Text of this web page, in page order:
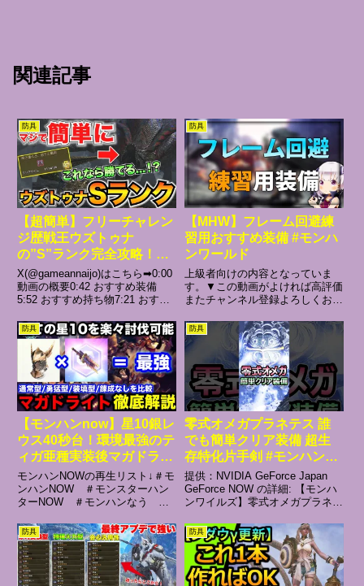
関連記事
防具
【超簡単】フリーチャレン
ジ歴戦王ウズトゥナ
の”S”ランク完全攻略！お
すすめ装備や立ち回りを解
説/限定チャーム【モンハ
ンワイルズ】
X(@gameannaijo)はこちら➡︎0:00
動画の概要0:42 おすすめ装備
5:52 おすすめ持ち物7:21 おすす
10:06 攻略チャート10:48 実戦解
説22:23 ウズ・トゥナ戦のコツ
24:...
防具
【MHW】フレーム回避練
習用おすすめ装備 #モンハ
ンワールド
上級者向けの内容となっていま
す。▼この動画がよければ高評価
またチャンネル登録よろしくお願
動画→Twitter→サブチャンネル
→■よくいただく質問Q.装備は何
ですか？A.動画で紹介しています
→Q.操作設定(照準感...
防具
【モンハンnow】星10銀レ
ウス40秒台！環境最強のテ
ィガ亜種実装後マガドライ
ト装備構成を徹底解説！
【マガイマガドライトボウ
ガン/モンスターハンター
Now/モンハンNOW/モンハ
ンなう/モンハンナウ】
モンハンNOWの再生リスト↓＃モ
ンハンNOW ＃モンスターハン
ターNOW ＃モンハンなう ＃
ンバーシップ登録はこちらからお
願いします！特典：スタンプ/バ
ッジの利用、モンハンNOWの情
報共有や雑談、ワイルズ/サ...
防具
零式オメガプラネテス 誰
でも簡単クリア装備 超生
存特化片手剣 #モンハンワ
イルズ #shorts
提供：NVIDIA GeForce Japan
GeForce NOW の詳細: 【モンハ
ンワイルズ】零式オメガプラネテ
石も不要 片手【モンスターハン
ター WILDS】アプデ後検証 散弾
が超絶強化 威力UP...
防具 防具